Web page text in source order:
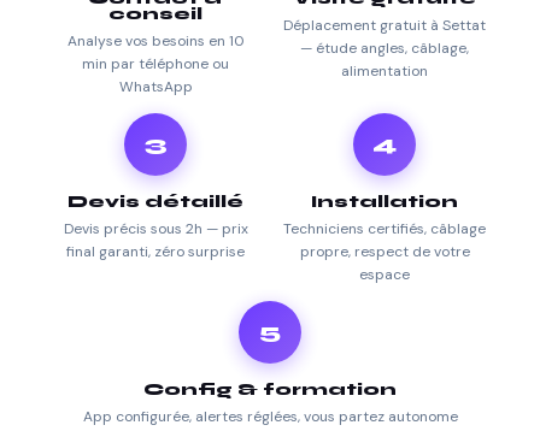
conseil
Analyse vos besoins en 10
min par téléphone ou
WhatsApp
Déplacement gratuit à Settat
— étude angles, câblage,
alimentation
3
Devis détaillé
Devis précis sous 2h — prix
final garanti, zéro surprise
4
Installation
Techniciens certifiés, câblage
propre, respect de votre
espace
5
Config & formation
App configurée, alertes réglées, vous partez autonome